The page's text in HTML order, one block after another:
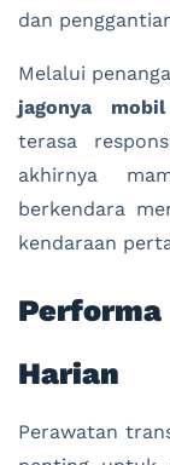
dan
Melalui
jagonya
terasa
akhirnya
berkendara
kendaraan
Harian
Perawatan